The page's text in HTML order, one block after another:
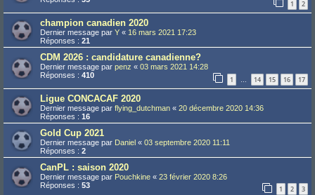
1 2
champion canadien 2020
Dernier message par Y « 16 mars 2021 17:23
Réponses : 21
CDM 2026 : candidature canadienne?
Dernier message par penz « 03 mars 2021 14:28
Réponses : 410 1 … 14 15 16 17
Ligue CONCACAF 2020
Dernier message par flying_dutchman « 20 décembre 2020 14:36
Réponses : 16
Gold Cup 2021
Dernier message par Daniel « 03 septembre 2020 11:11
Réponses : 2
CanPL : saison 2020
Dernier message par Pouchkine « 23 février 2020 8:26
Réponses : 53 1 2 3